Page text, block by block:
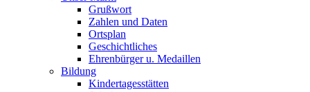
Grußwort
Zahlen und Daten
Ortsplan
Geschichtliches
Ehrenbürger u. Medaillen
Bildung
Kindertagesstätten